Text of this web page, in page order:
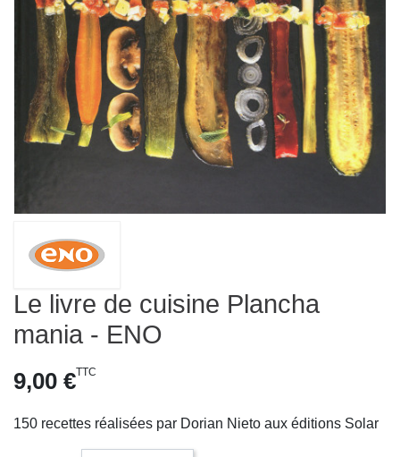
Le livre de cuisine Plancha
mania - ENO
9,00 €TTC
150 recettes réalisées par Dorian Nieto aux éditions Solar